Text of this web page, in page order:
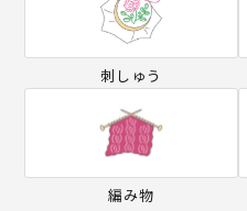
刺しゅう
編み物